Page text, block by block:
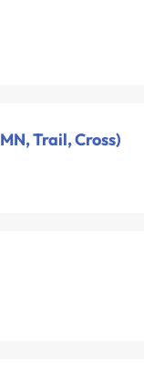
Trail, Cross)